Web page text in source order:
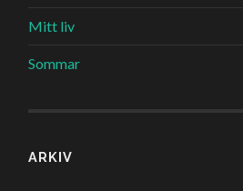
Mitt liv
Sommar
ARKIV